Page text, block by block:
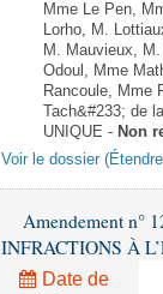
Mme Le Pen,
Lorho, M.
M. Mauvieux,
Odoul, Mme
Rancoule, Mme
Tach&#233; de
UNIQUE - Non
Voir le dossier
Amendement n°
INFRACTIONS À
Date de